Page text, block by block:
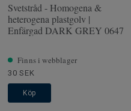
Svetstråd - Homogena &
heterogena plastgolv |
Enfärgad DARK GREY 0647
Finns i webblager
30 SEK
Köp